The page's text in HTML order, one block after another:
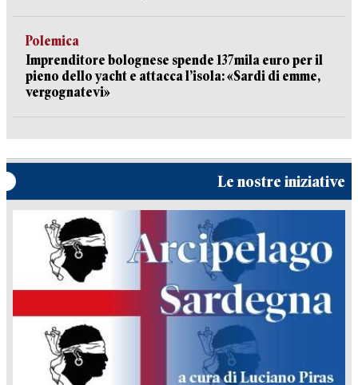
Polemica
Imprenditore bolognese spende 137mila euro per il
pieno dello yacht e attacca l’isola: «Sardi di emme,
vergognatevi»
Le nostre iniziative